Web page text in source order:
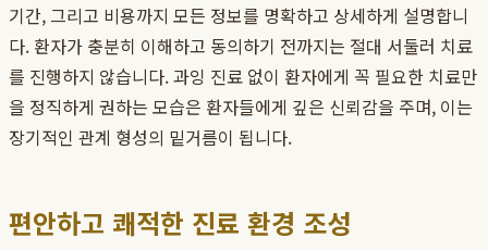
기간, 그리고 비용까지 모든 정보를 명확하고 상세하게 설명합니
다. 환자가 충분히 이해하고 동의하기 전까지는 절대 서둘러 치료
를 진행하지 않습니다. 과잉 진료 없이 환자에게 꼭 필요한 치료만
을 정직하게 권하는 모습은 환자들에게 깊은 신뢰감을 주며, 이는
장기적인 관계 형성의 밑거름이 됩니다.
편안하고 쾌적한 진료 환경 조성